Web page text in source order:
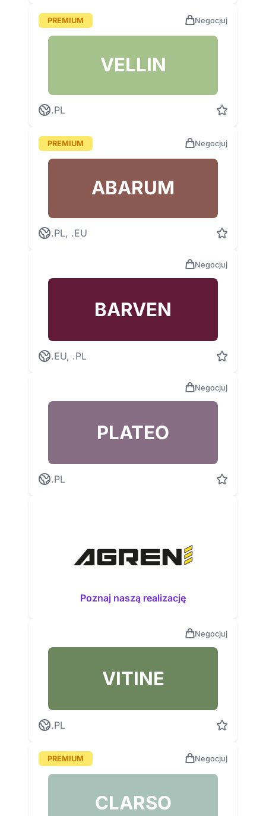
PREMIUM Negocjuj
VELLIN
.PL
PREMIUM Negocjuj
ABARUM
.PL, .EU
Negocjuj
BARVEN
.EU, .PL
Negocjuj
PLATEO
.PL
Poznaj naszą realizację
Negocjuj
VITINE
.PL
PREMIUM Negocjuj
CLARSO